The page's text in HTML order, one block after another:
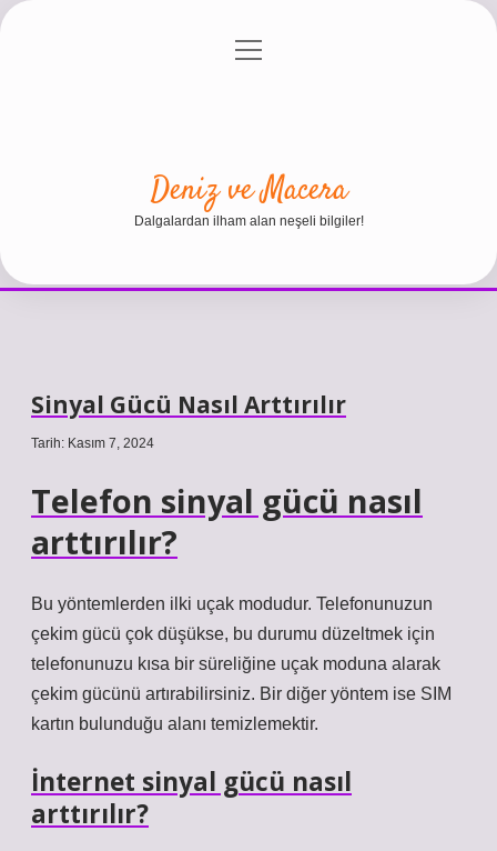
Gizlilik Politikası
menüyü
Deniz ve Macera
Dalgalardan ilham alan neşeli bilgiler!
Sinyal Gücü Nasıl Arttırılır
Tarih: Kasım 7, 2024
Telefon sinyal gücü nasıl
arttırılır?
Bu yöntemlerden ilki uçak modudur. Telefonunuzun
çekim gücü çok düşükse, bu durumu düzeltmek için
telefonunuzu kısa bir süreliğine uçak moduna alarak
çekim gücünü artırabilirsiniz. Bir diğer yöntem ise SIM
kartın bulunduğu alanı temizlemektir.
İnternet sinyal gücü nasıl
arttırılır?